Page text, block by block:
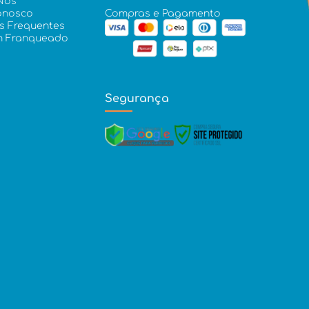
Frequentes
Franqueado
Compras e Pagamento
Segurança